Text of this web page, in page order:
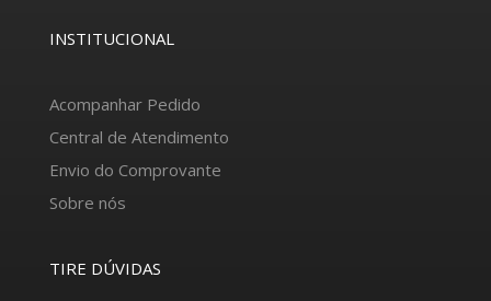
INSTITUCIONAL
Acompanhar Pedido
Central de Atendimento
Envio do Comprovante
Sobre nós
TIRE DÚVIDAS